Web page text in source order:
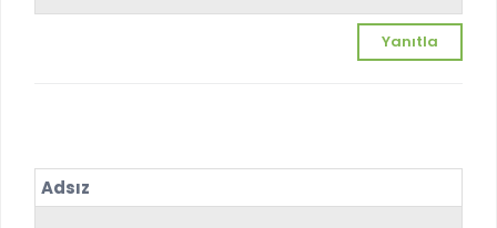
Yanıtla
Adsız